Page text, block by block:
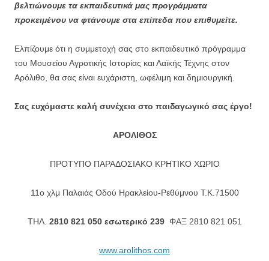
βελτιώνουμε τα εκπαιδευτικά μας προγράμματα
προκειμένου να φτάνουμε στα επίπεδα που επιθυμείτε.
Ελπίζουμε ότι η συμμετοχή σας στο εκπαιδευτικό πρόγραμμα
του Μουσείου Αγροτικής Ιστορίας και Λαϊκής Τέχνης στον
Αρόλιθο, θα σας είναι ευχάριστη, ωφέλιμη και δημιουργική.
Σας ευχόμαστε καλή συνέχεια στο παιδαγωγικό σας έργο!
ΑΡΟΛΙΘΟΣ
ΠΡΟΤΥΠΟ ΠΑΡΑΔΟΣΙΑΚΟ ΚΡΗΤΙΚΟ ΧΩΡΙΟ
11ο χλμ Παλαιάς Οδού Ηρακλείου-Ρεθύμνου T.K.71500
ΤΗΛ. 2810 821 050 εσωτερικό 239ΦΑΞ 2810 821 051
www.arolithos.com